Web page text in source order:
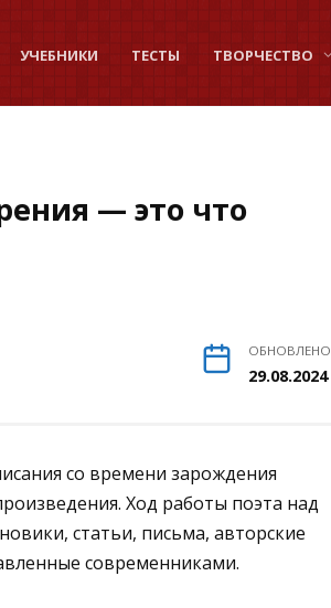
УЧЕБНИКИ ТЕСТЫ ТВОРЧЕСТВО
— это что
ОБНОВЛЕНО
29.08.2024
со времени зарождения
Ход работы поэта над
статьи, письма, авторские
современниками.